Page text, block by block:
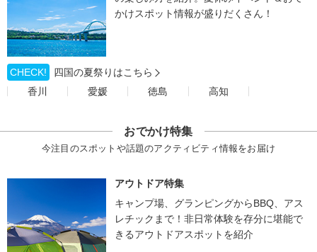
かけスポット情報が盛りだくさん！
CHECK!
四国の夏祭りはこちら
香川
愛媛 徳島 高知
おでかけ特集
今注目のスポットや話題のアクティビティ情報をお届け
アウトドア特集
キャンプ場、グランピングからBBQ、アス
レチックまで！非日常体験を存分に堪能で
きるアウトドアスポットを紹介